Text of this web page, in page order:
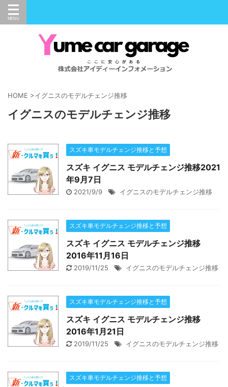
HOME >イグニスのモデルチェンジ推移
イグニスのモデルチェンジ推移
スズキ車モデルチェンジ推移と予想
スズキ イグニス モデルチェンジ推移2021
年9月7日
2021/9/9 イグニスのモデルチェンジ推移
スズキ車モデルチェンジ推移と予想
スズキ イグニス モデルチェンジ推移
2016年11月16日
2019/11/25 イグニスのモデルチェンジ推移
スズキ車モデルチェンジ推移と予想
スズキ イグニス モデルチェンジ推移
2016年1月21日
2019/11/25 イグニスのモデルチェンジ推移
スズキ車モデルチェンジ推移と予想